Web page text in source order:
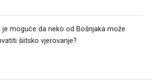
je moguće da neko od Bošnjaka može
šiitsko vjerovanje?